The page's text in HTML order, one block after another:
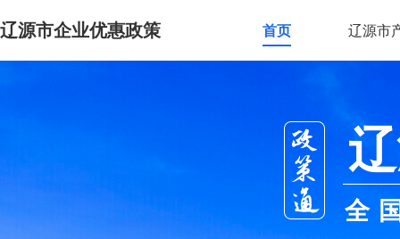
辽源市企业优惠政策 首页 辽源市
全